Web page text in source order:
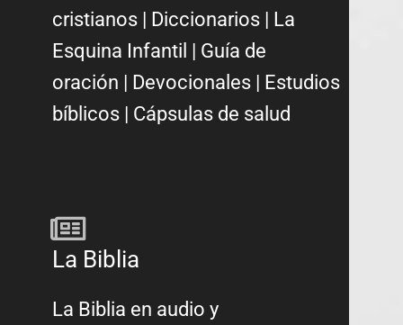
cristianos | Diccionarios | La
Esquina Infantil | Guía de
oración | Devocionales | Estudios
bíblicos | Cápsulas de salud
La Biblia
La Biblia en audio y